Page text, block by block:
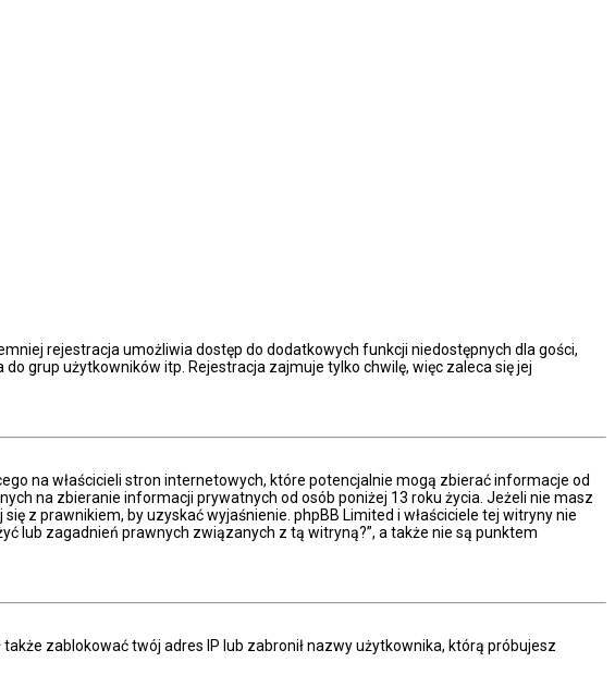
rejestracja umożliwia dostęp do dodatkowych funkcji niedostępnych dla gości,
grup użytkowników itp. Rejestracja zajmuje tylko chwilę, więc zaleca się jej
na właścicieli stron internetowych, które potencjalnie mogą zbierać informacje od
na zbieranie informacji prywatnych od osób poniżej 13 roku życia. Jeżeli nie masz
z prawnikiem, by uzyskać wyjaśnienie. phpBB Limited i właściciele tej witryny nie
lub zagadnień prawnych związanych z tą witryną?”, a także nie są punktem
także zablokować twój adres IP lub zabronił nazwy użytkownika, którą próbujesz